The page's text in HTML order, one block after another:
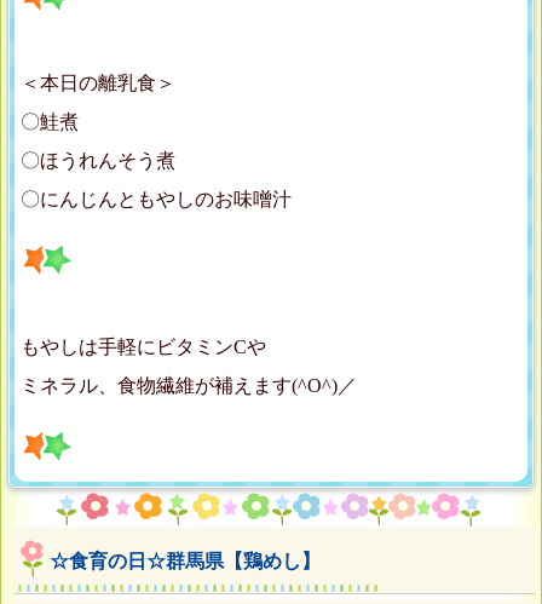
＜本日の離乳食＞
〇鮭煮
〇ほうれんそう煮
〇にんじんともやしのお味噌汁
もやしは手軽にビタミンCや
ミネラル、食物繊維が補えます(^O^)／
☆食育の日☆群馬県【鶏めし】